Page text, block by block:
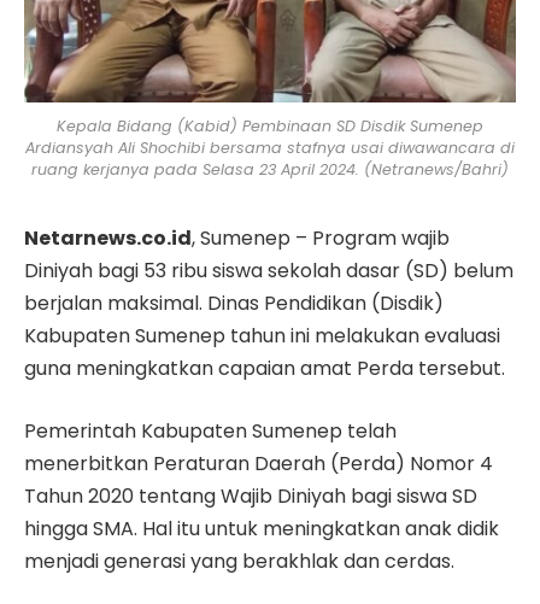
Kepala Bidang (Kabid) Pembinaan SD Disdik Sumenep
Ardiansyah Ali Shochibi bersama stafnya usai diwawancara di
ruang kerjanya pada Selasa 23 April 2024. (Netranews/Bahri)
Netarnews.co.id, Sumenep – Program wajib
Diniyah bagi 53 ribu siswa sekolah dasar (SD) belum
berjalan maksimal. Dinas Pendidikan (Disdik)
Kabupaten Sumenep tahun ini melakukan evaluasi
guna meningkatkan capaian amat Perda tersebut.
Pemerintah Kabupaten Sumenep telah
menerbitkan Peraturan Daerah (Perda) Nomor 4
Tahun 2020 tentang Wajib Diniyah bagi siswa SD
hingga SMA. Hal itu untuk meningkatkan anak didik
menjadi generasi yang berakhlak dan cerdas.